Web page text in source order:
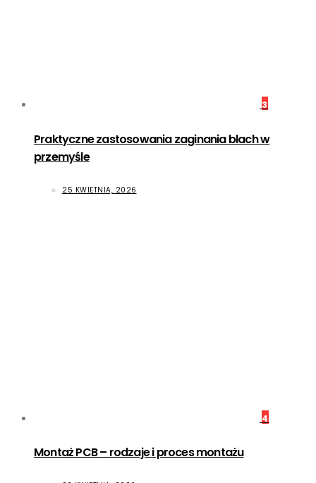
3
Praktyczne zastosowania zaginania blach w
przemyśle
25 KWIETNIA, 2026
4
Montaż PCB – rodzaje i proces montażu